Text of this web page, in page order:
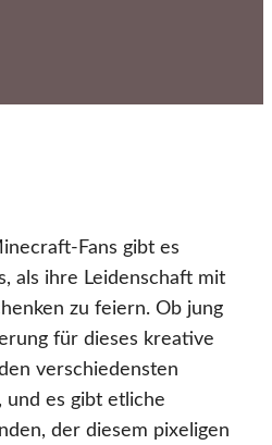
Fans gibt es
als ihre Leidenschaft mit
zu feiern. Ob jung
für dieses kreative
verschiedensten
und es gibt etliche
der diesem pixeligen